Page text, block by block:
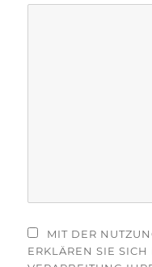
MIT DER
ERKLÄREN SIE